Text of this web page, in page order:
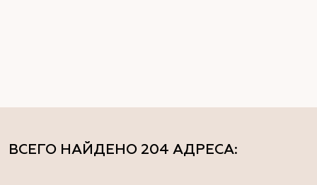
ВСЕГО НАЙДЕНО 204 АДРЕСА: